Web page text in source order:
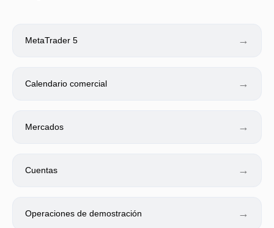
MetaTrader 5 →
Calendario comercial →
Mercados →
Cuentas →
Operaciones de demostración →